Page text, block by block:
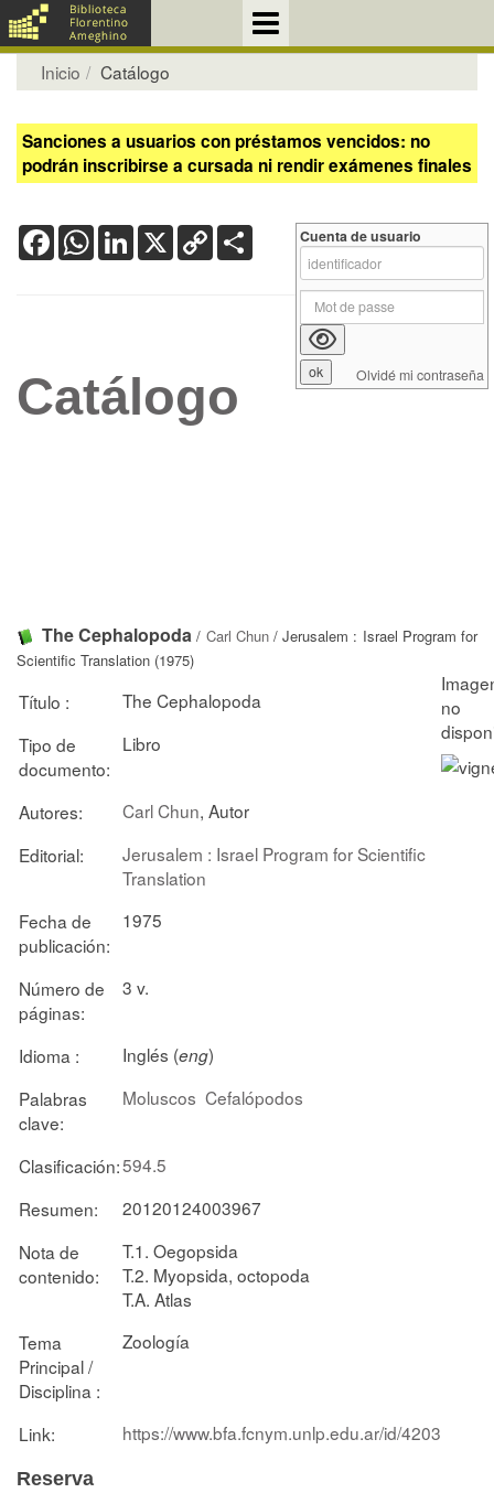
Inicio Catálogo
Sanciones a usuarios con préstamos vencidos: no
podrán inscribirse a cursada ni rendir exámenes finales
FacebookWhatsApp
LinkedIn
X Copy
Link
Catálogo
The Cephalopoda / Carl Chun/ Jerusalem : Israel Program for
Scientific Translation (1975)
Título :
The Cephalopoda
Tipo de
documento:
Libro
Autores: Carl Chun, Autor
Editorial:
Jerusalem : Israel Program for Scientific
Translation
Fecha de
publicación:
1975
Número de
páginas:
3 v.
Idioma : Inglés (eng)
Palabras
clave:
Moluscos Cefalópodos
Clasificación:594.5
Resumen:
20120124003967
Nota de
contenido:
T.1. Oegopsida
T.2. Myopsida, octopoda
T.A. Atlas
Tema
Principal /
Disciplina :
Zoología
Link: https://www.bfa.fcnym.unlp.edu.ar/id/4203
Reserva
Cuenta de usuario
Olvidé mi contraseña